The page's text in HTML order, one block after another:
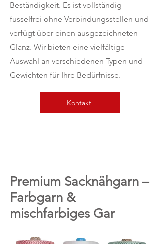
Beständigkeit. Es ist vollständig
fusselfrei ohne Verbindungsstellen und
verfügt über einen ausgezeichneten
Glanz. Wir bieten eine vielfältige
Auswahl an verschiedenen Typen und
Gewichten für Ihre Bedürfnisse.
Kontakt
Premium Sacknähgarn –
Farbgarn &
mischfarbiges Gar